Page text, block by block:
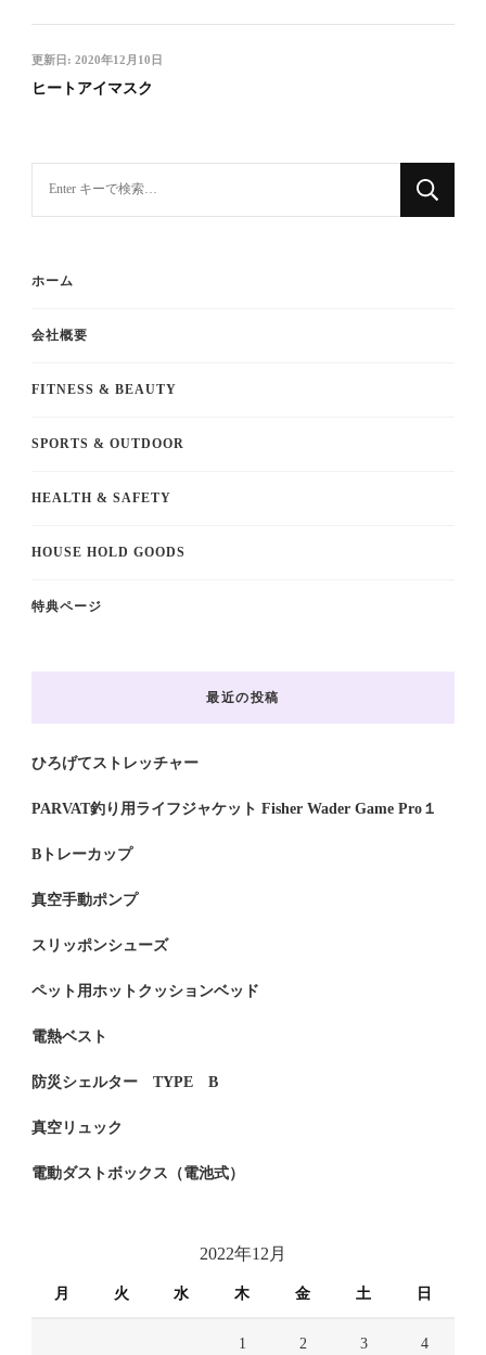
更新日: 2020年12月10日
ヒートアイマスク
ホーム
会社概要
FITNESS & BEAUTY
SPORTS & OUTDOOR
HEALTH & SAFETY
HOUSE HOLD GOODS
特典ページ
最近の投稿
ひろげてストレッチャー
PARVAT釣り用ライフジャケット Fisher Wader Game Pro１
Bトレーカップ
真空手動ポンプ
スリッポンシューズ
ペット用ホットクッションベッド
電熱ベスト
防災シェルター TYPE B
真空リュック
電動ダストボックス（電池式）
2022年12月
月 火 水 木 金 土 日
1 2 3 4